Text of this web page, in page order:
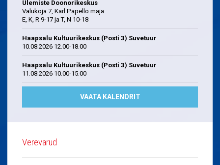
Ülemiste Doonorikeskus
Valukoja 7, Karl Papello maja
E, K, R 9-17 ja T, N 10-18
Haapsalu Kultuurikeskus (Posti 3) Suvetuur
10.08.2026 12.00-18.00
Haapsalu Kultuurikeskus (Posti 3) Suvetuur
11.08.2026 10.00-15.00
VAATA KALENDRIT
Verevarud